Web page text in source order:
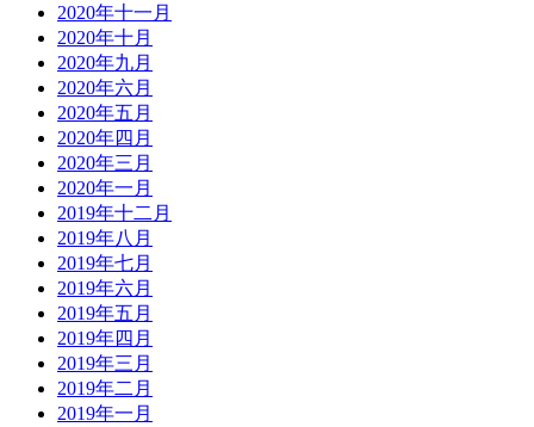
2020年十一月
2020年十月
2020年九月
2020年六月
2020年五月
2020年四月
2020年三月
2020年一月
2019年十二月
2019年八月
2019年七月
2019年六月
2019年五月
2019年四月
2019年三月
2019年二月
2019年一月